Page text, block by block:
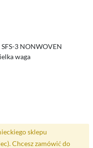
3 NONWOVEN
waga
sklepu
Chcesz zamówić do